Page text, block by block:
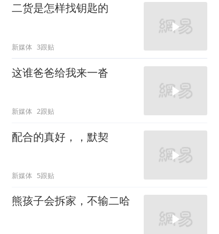
二货是怎样找钥匙的
新媒体 3跟贴
这谁爸爸给我来一沓
新媒体 2跟贴
配合的真好，，默契
新媒体 5跟贴
熊孩子会拆家，不输二哈